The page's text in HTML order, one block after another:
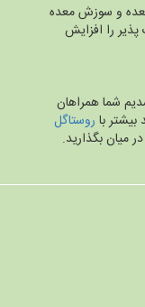
و سوزش معده
را افزایش
شما همراهان
بیشتر با روستاگل
میان بگذارید.